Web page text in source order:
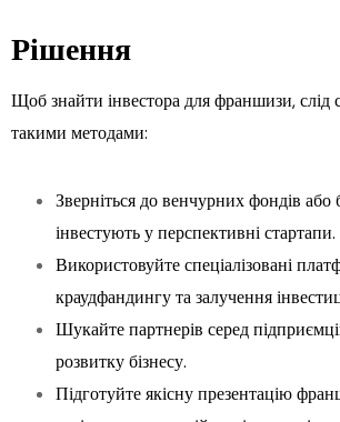
Рішення
Щоб знайти інвестора для франшизи, слід
такими методами:
Зверніться до венчурних фондів або
інвестують у перспективні стартапи.
Використовуйте спеціалізовані
краудфандингу та залучення
Шукайте партнерів серед
розвитку бізнесу.
Підготуйте якісну презентацію